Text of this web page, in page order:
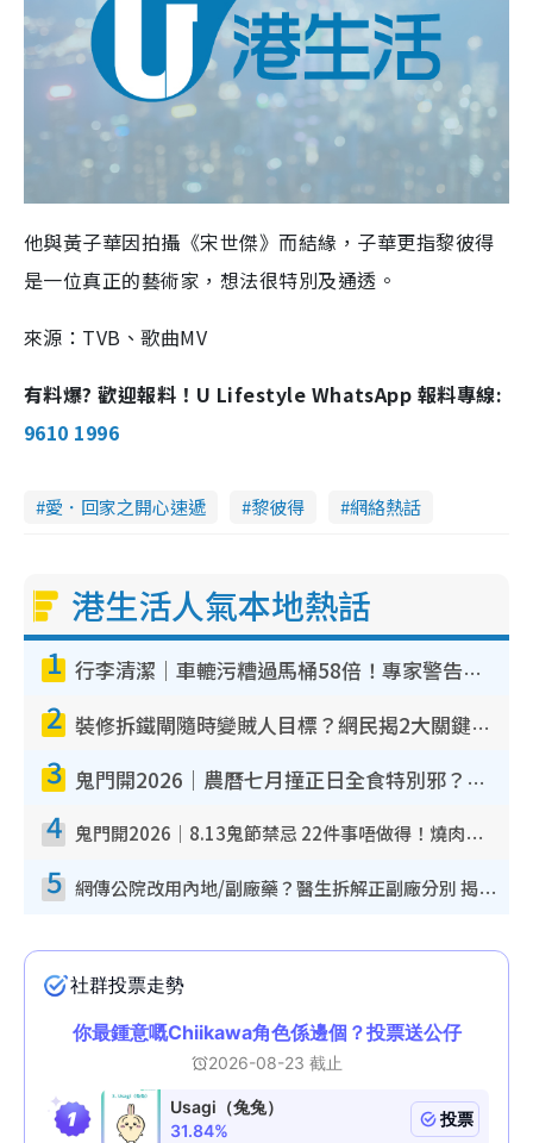
他與黃子華因拍攝《宋世傑》而結緣，子華更指黎彼得
是一位真正的藝術家，想法很特別及通透。
來源：TVB、歌曲MV
有料爆? 歡迎報料！U Lifestyle WhatsApp 報料專線:
9610 1996
愛．回家之開心速遞 黎彼得 網絡熱話
港生活人氣本地熱話
1 行李清潔｜車轆污糟過馬桶58倍！專家警告忌用酒精抹 教1招免污手除菌
2 裝修拆鐵閘隨時變賊人目標？網民揭2大關鍵用途：裝新式等於白裝？附新舊鐵閘分別
3 鬼門開2026｜農曆七月撞正日全食特別邪？專家警告切忌做一事！揭4大禁忌+2招保平安
4 鬼門開2026｜8.13鬼節禁忌 22件事唔做得！燒肉、刺身要少食？半夜勿吹口哨/打呢個電話
5 網傳公院改用內地/副廠藥？醫生拆解正副廠分別 揭4類人換藥隨時出事